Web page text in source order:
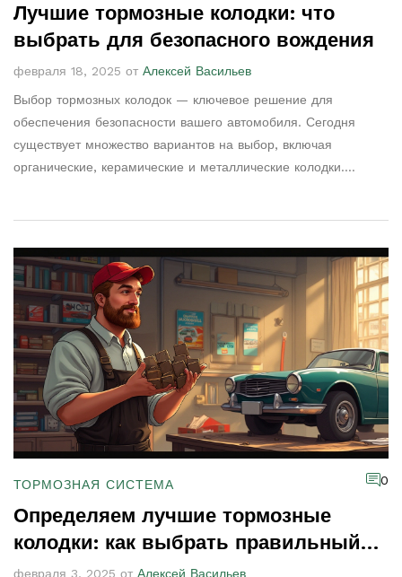
Лучшие тормозные колодки: что
выбрать для безопасного вождения
февраля 18, 2025 от Алексей Васильев
Выбор тормозных колодок — ключевое решение для
обеспечения безопасности вашего автомобиля. Сегодня
существует множество вариантов на выбор, включая
органические, керамические и металлические колодки.
замене.
ТОРМОЗНАЯ СИСТЕМА 0
Определяем лучшие тормозные
колодки: как выбрать правильный
вариант
февраля 3, 2025 от Алексей Васильев